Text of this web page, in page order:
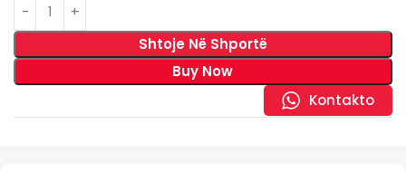
Shtoje Në Shportë
Buy Now
Kontakto